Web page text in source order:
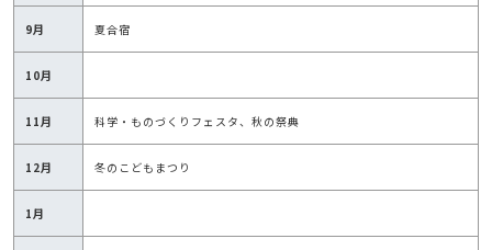
9月 夏合宿
10月
11月 科学・ものづくりフェスタ、秋の祭典
12月 冬のこどもまつり
1月